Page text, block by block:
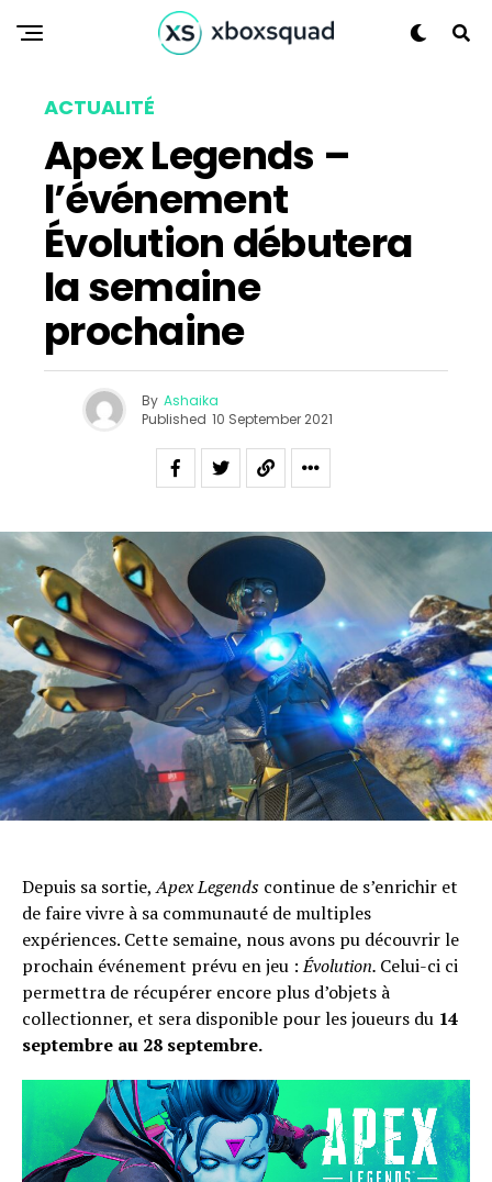
ACTUALITÉ
Apex Legends –
l’événement
Évolution débutera
la semaine
prochaine
By Ashaika
Published 10 September 2021
Depuis sa sortie,Apex Legends continue de s’enrichir et
de faire vivre à sa communauté de multiples
expériences. Cette semaine, nous avons pu découvrir le
prochain événement prévu en jeu :Évolution. Celui-ci ci
permettra de récupérer encore plus d’objets à
collectionner, et sera disponible pour les joueurs du 14
septembre au 28 septembre.